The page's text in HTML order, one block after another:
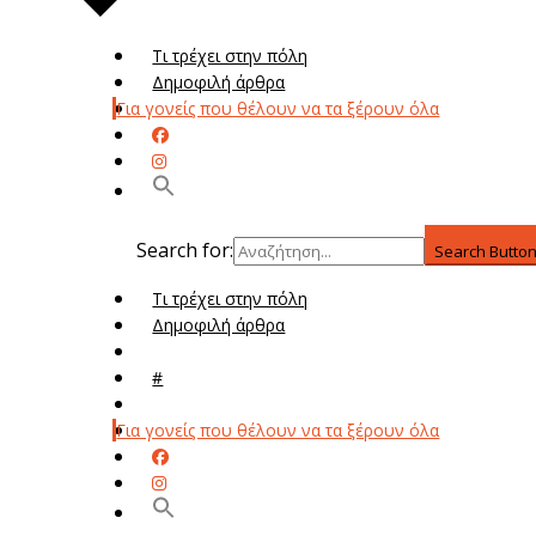
Τι τρέχει στην πόλη
Δημοφιλή άρθρα
Για γονείς που θέλουν να τα ξέρουν όλα
Search for: Search
Τι τρέχει στην πόλη
Δημοφιλή άρθρα
#
Για γονείς που θέλουν να τα ξέρουν όλα